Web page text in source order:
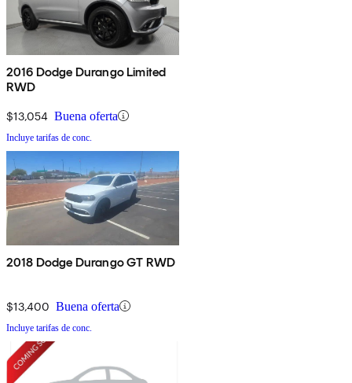
2016 Dodge Durango Limited
RWD
$13,054 Buena oferta
Incluye tarifas de conc.
2018 Dodge Durango GT RWD
$13,400 Buena oferta
Incluye tarifas de conc.